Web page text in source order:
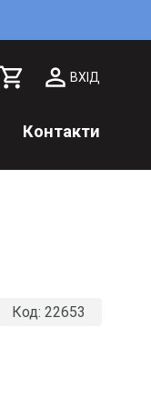
ВХІД
Контакти
Код: 22653